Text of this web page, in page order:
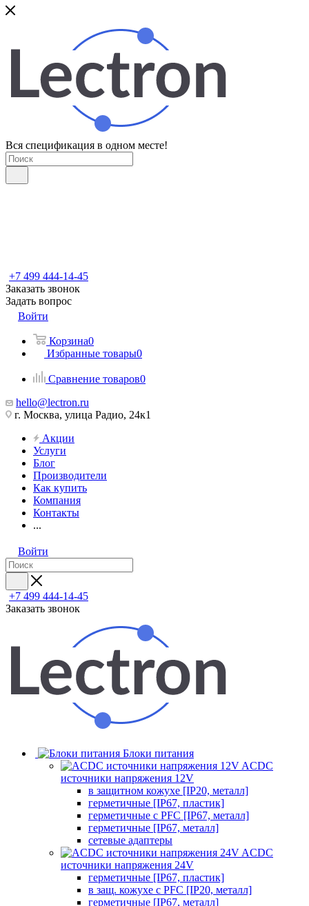
Вся спецификация в одном месте!
+7 499 444-14-45
Заказать звонок
Задать вопрос
Войти
Корзина0
Избранные товары0
Сравнение товаров0
hello@lectron.ru
г. Москва, улица Радио, 24к1
Акции
Услуги
Блог
Производители
Как купить
Компания
Контакты
...
Войти
+7 499 444-14-45
Заказать звонок
Блоки питания
ACDC
источники напряжения 12V
в защитном кожухе [IP20, металл]
герметичные [IP67, пластик]
герметичные с PFC [IP67, металл]
герметичные [IP67, металл]
сетевые адаптеры
ACDC
источники напряжения 24V
герметичные [IP67, пластик]
в защ. кожухе с PFC [IP20, металл]
герметичные [IP67, металл]